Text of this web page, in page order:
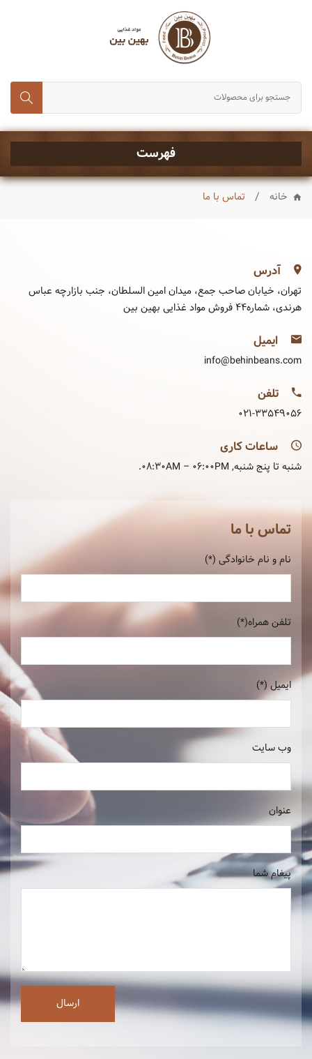
فهرست
خانه / تماس با ما
آدرس
تهران، خیابان صاحب جمع، میدان امین السلطان، جنب بازارچه عباس
هرندی، شماره۴۴ فروش مواد غذایی بهین بین
ایمیل
info@behinbeans.com
تلفن
۰۲۱-۳۳۵۴۹۰۵۶
ساعات کاری
شنبه تا پنج شنبه, ۰۸:۳۰AM – 06:00PM.
تماس با ما
نام و نام خانوادگی (*)
تلفن همراه(*)
ایمیل (*)
وب سایت
عنوان
پیغام شما
رب، تن ماهی و کنسروجات
چای,قند و شکر
خشکبار
ماکارونی و رشته
انواع روغن
نوشیدنی ها
ادویه جات
متفرقه